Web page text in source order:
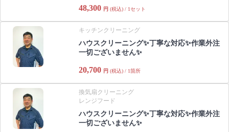
48,300 円 (税込) / 1セット
キッチンクリーニング
ハウスクリーニング✨丁寧な対応✨作業外注
一切ございません✨
20,700 円 (税込) / 1箇所
換気扇クリーニング
レンジフード
ハウスクリーニング✨丁寧な対応✨作業外注
一切ございません✨